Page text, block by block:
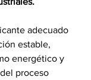
adecuado
estable,
energético y
proceso